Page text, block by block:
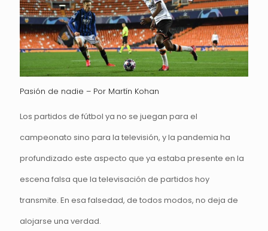
Pasión de nadie – Por Martín Kohan
Los partidos de fútbol ya no se juegan para el
campeonato sino para la televisión, y la pandemia ha
profundizado este aspecto que ya estaba presente en la
escena falsa que la televisación de partidos hoy
transmite. En esa falsedad, de todos modos, no deja de
alojarse una verdad.